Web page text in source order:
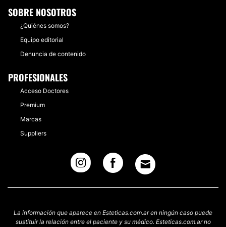
SOBRE NOSOTROS
¿Quiénes somos?
Equipo editorial
Denuncia de contenido
PROFESIONALES
Acceso Doctores
Premium
Marcas
Suppliers
La información que aparece en Esteticas.com.ar en ningún caso puede
sustituir la relación entre el paciente y su médico. Esteticas.com.ar no